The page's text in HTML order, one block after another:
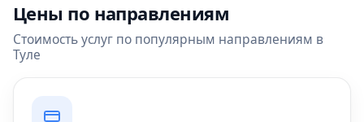
Цены по направлениям
Стоимость услуг по популярным направлениям в
Туле